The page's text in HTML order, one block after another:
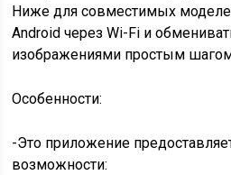
Ниже для совместимых
Android через Wi-Fi и
изображениями простым
Особенности:
-Это приложение
возможности: